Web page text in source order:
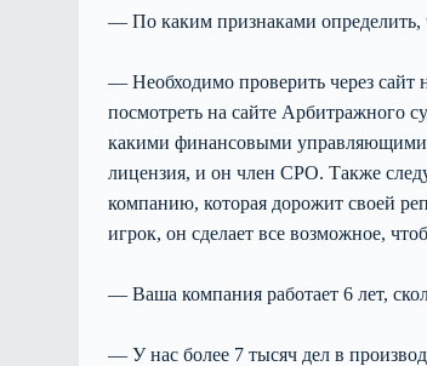
— По каким признаками определить,
— Необходимо проверить через
посмотреть на сайте Арбитражного
какими финансовыми управляющими
лицензия, и он член СРО. Также
компанию, которая дорожит своей
игрок, он сделает все возможное,
— Ваша компания работает 6 лет,
— У нас более 7 тысяч дел в